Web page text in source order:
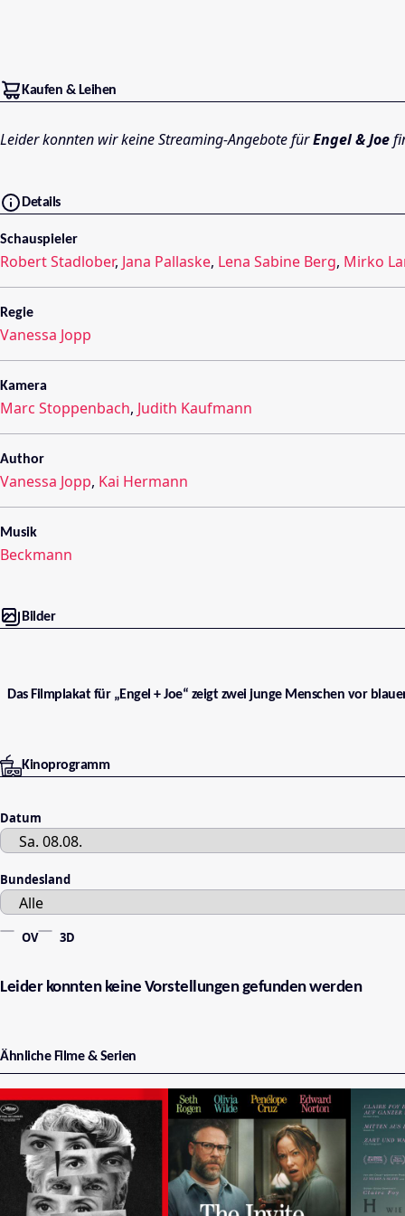
Kaufen & Leihen
Leider konnten wir keine Streaming-Angebote fürEngel & Joe
Details
Schauspieler
Robert Stadlober, Jana Pallaske, Lena Sabine Berg, Mirko
Regie
Vanessa Jopp
Kamera
Marc Stoppenbach, Judith Kaufmann
Author
Vanessa Jopp, Kai Hermann
Musik
Beckmann
Bilder
Das Filmplakat für „Engel + Joe“ zeigt zwei junge Menschen vor
Kinoprogramm
Datum
Bundesland
OV 3D
Leider konnten keine Vorstellungen gefunden werden
Ähnliche Filme & Serien